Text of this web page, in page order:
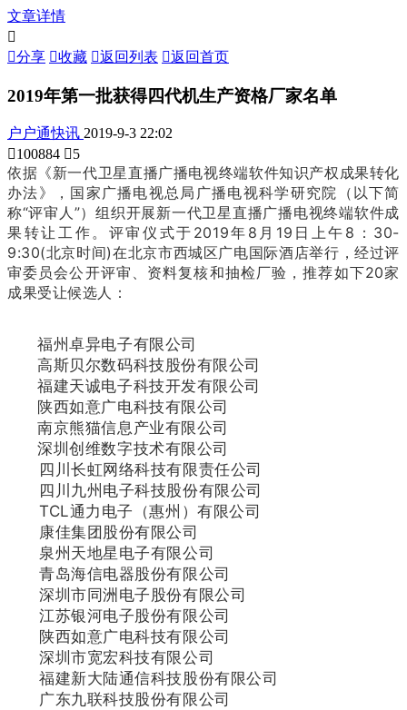
文章详情

分享 收藏 返回列表 返回首页
2019年第一批获得四代机生产资格厂家名单
户户通快讯 2019-9-3 22:02
100884 5
依据《新一代卫星直播广播电视终端软件知识产权成果转化
办法》，国家广播电视总局广播电视科学研究院（以下简
称“评审人”）组织开展新一代卫星直播广播电视终端软件成
果转让工作。评审仪式于2019年8月19日上午8：30-
9:30(北京时间)在北京市西城区广电国际酒店举行，经过评
审委员会公开评审、资料复核和抽检厂验，推荐如下20家
成果受让候选人：
福州卓异电子有限公司
高斯贝尔数码科技股份有限公司
福建天诚电子科技开发有限公司
陕西如意广电科技有限公司
南京熊猫信息产业有限公司
深圳创维数字技术有限公司
四川长虹网络科技有限责任公司
四川九州电子科技股份有限公司
TCL通力电子（惠州）有限公司
康佳集团股份有限公司
泉州天地星电子有限公司
青岛海信电器股份有限公司
深圳市同洲电子股份有限公司
江苏银河电子股份有限公司
陕西如意广电科技有限公司
深圳市宽宏科技有限公司
福建新大陆通信科技股份有限公司
广东九联科技股份有限公司